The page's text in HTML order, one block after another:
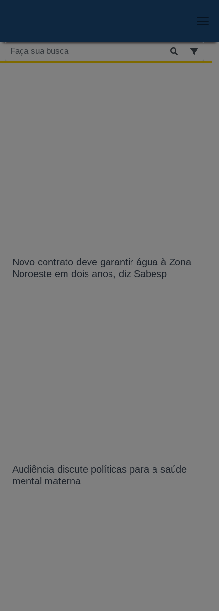
Novo contrato deve garantir água à Zona
Noroeste em dois anos, diz Sabesp
Audiência discute políticas para a saúde
mental materna